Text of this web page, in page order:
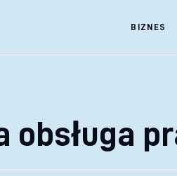
BIZNES
obsługa